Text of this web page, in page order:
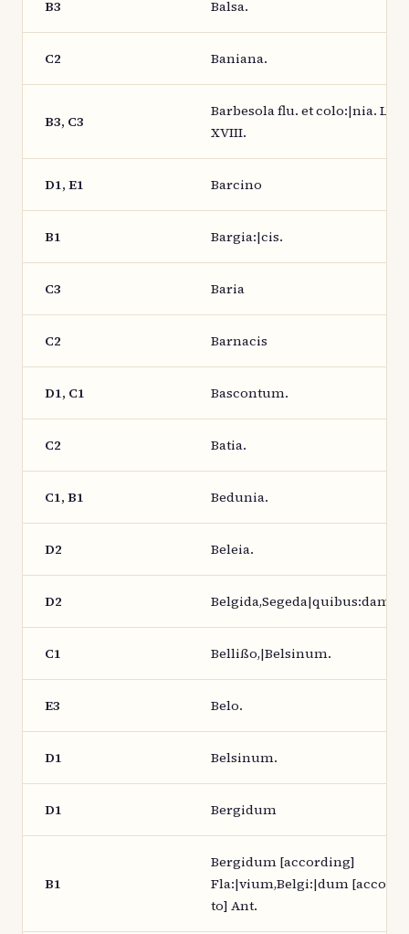
B3 Balsa.
C2 Baniana.
B3, C3
Barbesola flu. et colo:|nia.
XVIII.
D1, E1 Barcino
B1 Bargia:|cis.
C3 Baria
C2 Barnacis
D1, C1 Bascontum.
C2 Batia.
C1, B1 Bedunia.
D2 Beleia.
D2 Belgida,Segeda|quibus:dam.
C1 Bellißo,|Belsinum.
E3 Belo.
D1 Belsinum.
D1 Bergidum
B1
Bergidum [according]
Fla:|vium,Belgi:|dum
to] Ant.